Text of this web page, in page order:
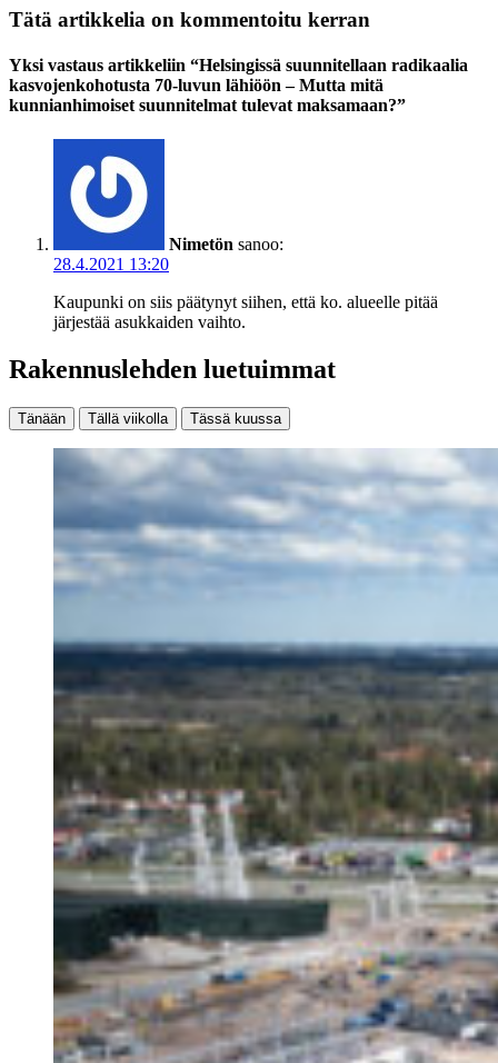
Tätä artikkelia on kommentoitu kerran
Yksi vastaus artikkeliin “Helsingissä suunnitellaan radikaalia
kasvojenkohotusta 70-luvun lähiöön – Mutta mitä
kunnianhimoiset suunnitelmat tulevat maksamaan?”
Nimetön sanoo:
28.4.2021 13:20
Kaupunki on siis päätynyt siihen, että ko. alueelle pitää
järjestää asukkaiden vaihto.
Rakennuslehden luetuimmat
Tänään Tällä viikolla Tässä kuussa